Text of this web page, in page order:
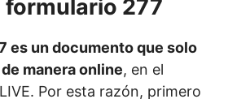
277
es un documento que solo
manera online, en el
Por esta razón, primero